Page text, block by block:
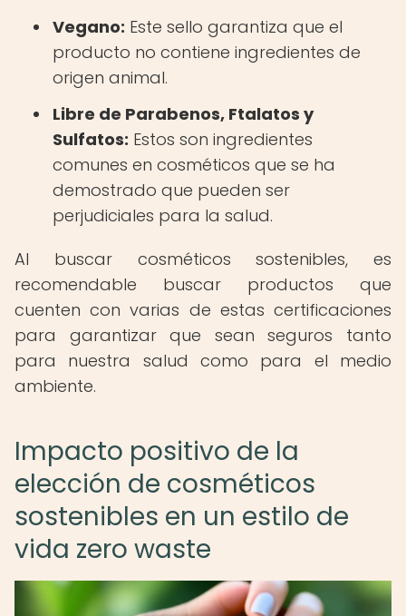
Vegano: Este sello garantiza que el
producto no contiene ingredientes de
origen animal.
Libre de Parabenos, Ftalatos y
Sulfatos: Estos son ingredientes
comunes en cosméticos que se ha
demostrado que pueden ser
perjudiciales para la salud.
Al buscar cosméticos sostenibles, es
recomendable buscar productos que
cuenten con varias de estas certificaciones
para garantizar que sean seguros tanto
para nuestra salud como para el medio
ambiente.
Impacto positivo de la
elección de cosméticos
sostenibles en un estilo de
vida zero waste